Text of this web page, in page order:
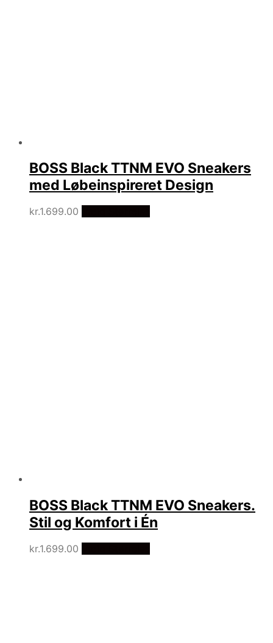
BOSS Black TTNM EVO Sneakers
med Løbeinspireret Design
kr.1.699.00
BOSS Black TTNM EVO Sneakers.
Stil og Komfort i Én
kr.1.699.00